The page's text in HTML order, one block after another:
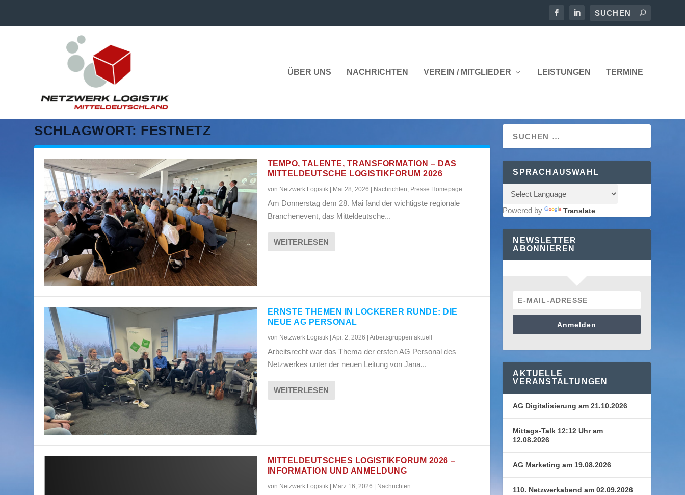
ÜBER UNS NACHRICHTEN VEREIN / MITGLIEDER LEISTUNGEN TERMINE
SCHLAGWORT: FESTNETZ
TEMPO, TALENTE, TRANSFORMATION – DAS
MITTELDEUTSCHE LOGISTIKFORUM 2026
von Netzwerk Logistik| Mai 28, 2026 Nachrichten, Presse Homepage
Am Donnerstag dem 28. Mai fand der wichtigste regionale
Branchenevent, das Mitteldeutsche...
WEITERLESEN
ERNSTE THEMEN IN LOCKERER RUNDE: DIE
NEUE AG PERSONAL
von Netzwerk Logistik| Apr. 2, 2026 Arbeitsgruppen aktuell
Arbeitsrecht war das Thema der ersten AG Personal des
Netzwerkes unter der neuen Leitung von Jana...
WEITERLESEN
MITTELDEUTSCHES LOGISTIKFORUM 2026 –
INFORMATION UND ANMELDUNG
von Netzwerk Logistik| März 16, 2026 | Nachrichten
SPRACHAUSWAHL
Powered by Translate
NEWSLETTER
ABONNIEREN
Anmelden
AKTUELLE
VERANSTALTUNGEN
AG Digitalisierung am 21.10.2026
Mittags-Talk 12:12 Uhr am
12.08.2026
AG Marketing am 19.08.2026
110. Netzwerkabend am 02.09.2026